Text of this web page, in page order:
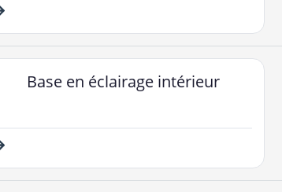
Base en éclairage intérieur